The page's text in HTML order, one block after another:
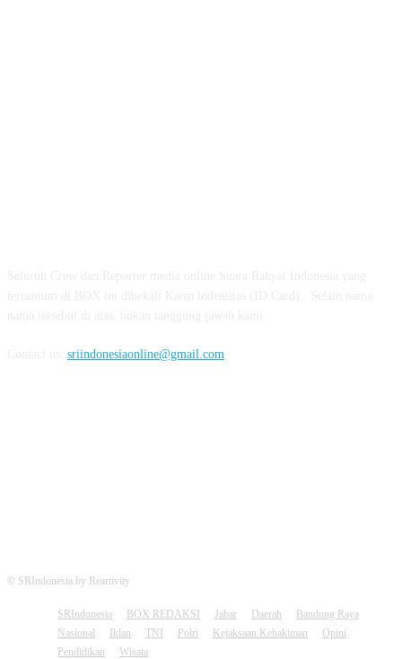
sriindonesiaonline@gmail.com
© SRIndonesia by Reartivity
SRIndonesia BOX REDAKSI Jabar Daerah
Bandung Raya
Nasional
Iklan TNI Polri Kejaksaan Kehakiman
Opini
Pendidikan
Wisata